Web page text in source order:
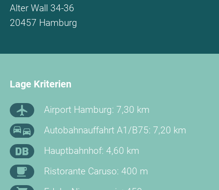
Alter Wall 34-36
20457 Hamburg
Lage Kriterien
Airport Hamburg: 7,30 km
Autobahnauffahrt A1/B75: 7,20 km
Hauptbahnhof: 4,60 km
Ristorante Caruso: 400 m